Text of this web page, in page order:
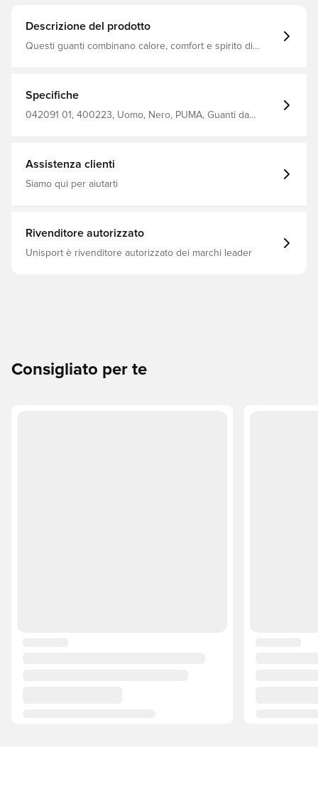
Descrizione del prodotto
Questi guanti combinano calore, comfort e spirito di
questi guanti dimostrano la sua lealtà indipendentemente
dalle condizioni. Stampa in silicone sul palmo Funzione
touch screen Logo PUMA ricamato sulla mano destra
Specifiche
042091 01, 400223, Uomo, Nero, PUMA, Guanti da
Assistenza clienti
Siamo qui per aiutarti
Rivenditore autorizzato
Unisport è rivenditore autorizzato dei marchi leader
Consigliato per te